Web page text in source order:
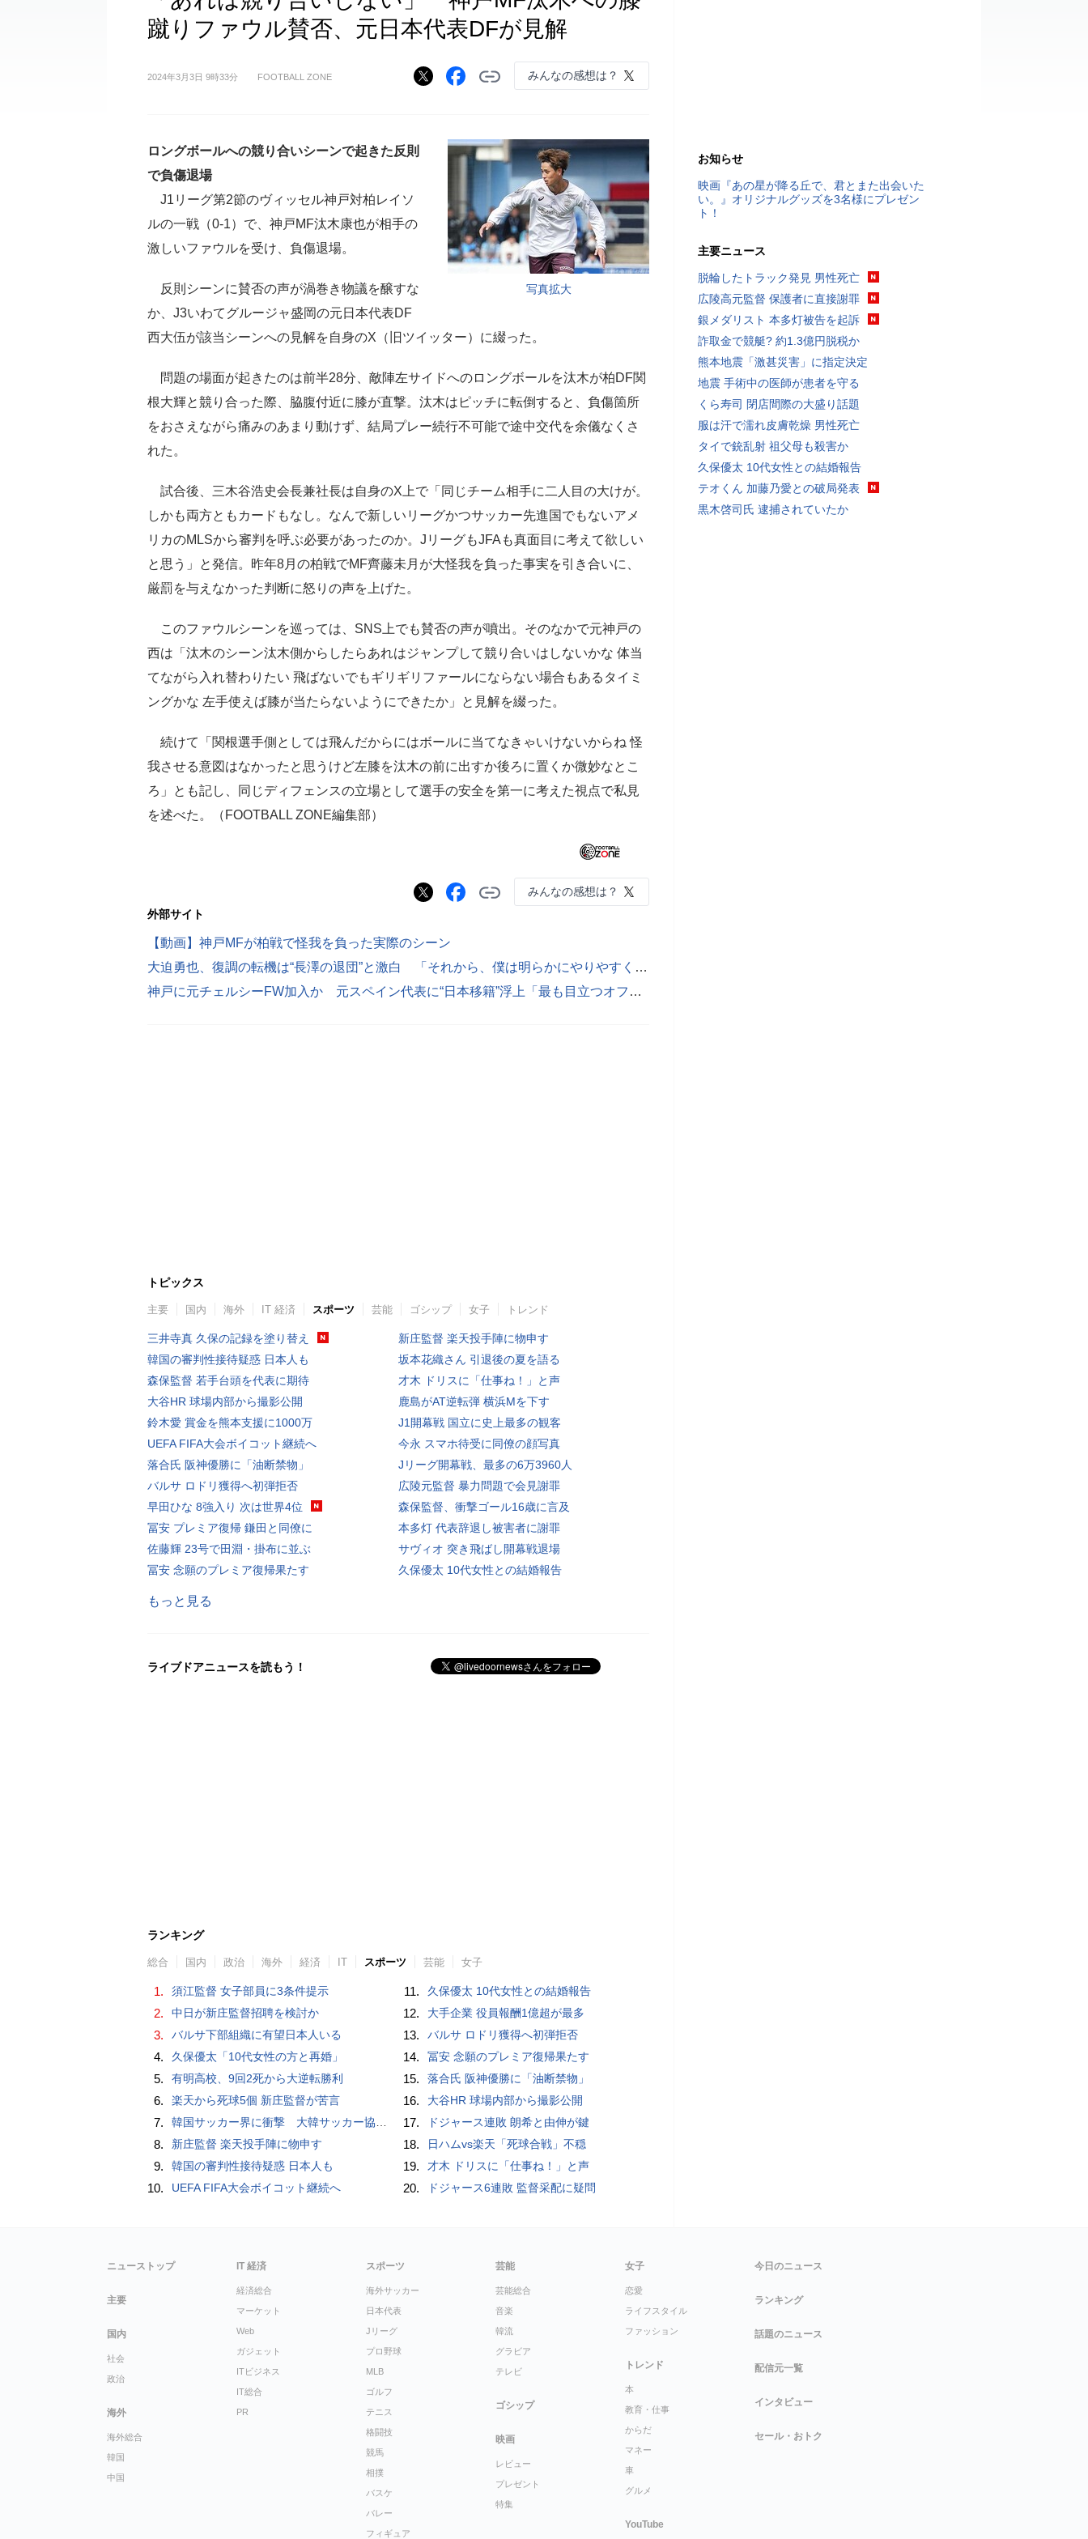
蹴りファウル賛否、元日本代表DFが見解
2024年3月3日 9時33分 FOOTBALL ZONE みんなの感想は？
写真拡大
ロングボールへの競り合いシーンで起きた反則
で負傷退場
J1リーグ第2節のヴィッセル神戸対柏レイソ
ルの一戦（0-1）で、神戸MF汰木康也が相手の
激しいファウルを受け、負傷退場。
反則シーンに賛否の声が渦巻き物議を醸すな
か、J3いわてグルージャ盛岡の元日本代表DF
西大伍が該当シーンへの見解を自身のX（旧ツイッター）に綴った。
問題の場面が起きたのは前半28分、敵陣左サイドへのロングボールを汰木が柏DF関
根大輝と競り合った際、脇腹付近に膝が直撃。汰木はピッチに転倒すると、負傷箇所
をおさえながら痛みのあまり動けず、結局プレー続行不可能で途中交代を余儀なくさ
れた。
試合後、三木谷浩史会長兼社長は自身のX上で「同じチーム相手に二人目の大けが。
しかも両方ともカードもなし。なんで新しいリーグかつサッカー先進国でもないアメ
リカのMLSから審判を呼ぶ必要があったのか。JリーグもJFAも真面目に考えて欲しい
と思う」と発信。昨年8月の柏戦でMF齊藤未月が大怪我を負った事実を引き合いに、
厳罰を与えなかった判断に怒りの声を上げた。
このファウルシーンを巡っては、SNS上でも賛否の声が噴出。そのなかで元神戸の
西は「汰木のシーン汰木側からしたらあれはジャンプして競り合いはしないかな 体当
てながら入れ替わりたい 飛ばないでもギリギリファールにならない場合もあるタイミ
ングかな 左手使えば膝が当たらないようにできたか」と見解を綴った。
続けて「関根選手側としては飛んだからにはボールに当てなきゃいけないからね 怪
我させる意図はなかったと思うけど左膝を汰木の前に出すか後ろに置くか微妙なとこ
ろ」とも記し、同じディフェンスの立場として選手の安全を第一に考えた視点で私見
を述べた。（FOOTBALL ZONE編集部）
みんなの感想は？
外部サイト
【動画】神戸MFが柏戦で怪我を負った実際のシーン
大迫勇也、復調の転機は“長澤の退団”と激白 「それから、僕は明らかにやりやすくなった」
神戸に元チェルシーFW加入か 元スペイン代表に“日本移籍”浮上「最も目立つオファー」
トピックス
主要 国内 海外 IT 経済 スポーツ 芸能 ゴシップ 女子 トレンド
三井寺真 久保の記録を塗り替え
韓国の審判性接待疑惑 日本人も
森保監督 若手台頭を代表に期待
大谷HR 球場内部から撮影公開
鈴木愛 賞金を熊本支援に1000万
UEFA FIFA大会ボイコット継続へ
落合氏 阪神優勝に「油断禁物」
バルサ ロドリ獲得へ初弾拒否
早田ひな 8強入り 次は世界4位
冨安 プレミア復帰 鎌田と同僚に
佐藤輝 23号で田淵・掛布に並ぶ
冨安 念願のプレミア復帰果たす
新庄監督 楽天投手陣に物申す
坂本花織さん 引退後の夏を語る
才木 ドリスに「仕事ね！」と声
鹿島がAT逆転弾 横浜Mを下す
J1開幕戦 国立に史上最多の観客
今永 スマホ待受に同僚の顔写真
Jリーグ開幕戦、最多の6万3960人
広陵元監督 暴力問題で会見謝罪
森保監督、衝撃ゴール16歳に言及
本多灯 代表辞退し被害者に謝罪
サヴィオ 突き飛ばし開幕戦退場
久保優太 10代女性との結婚報告
もっと見る
ライブドアニュースを読もう！
ランキング
総合 国内 政治 海外 経済 IT スポーツ 芸能 女子
1. 須江監督 女子部員に3条件提示
2. 中日が新庄監督招聘を検討か
3. バルサ下部組織に有望日本人いる
4. 久保優太「10代女性の方と再婚」
5. 有明高校、9回2死から大逆転勝利
6. 楽天から死球5個 新庄監督が苦言
7. 韓国サッカー界に衝撃 大韓サッカー協会に外国人審判への“性的接待”疑惑 韓国メディアが報道
8. 新庄監督 楽天投手陣に物申す
9. 韓国の審判性接待疑惑 日本人も
10. UEFA FIFA大会ボイコット継続へ
11. 久保優太 10代女性との結婚報告
12. 大手企業 役員報酬1億超が最多
13. バルサ ロドリ獲得へ初弾拒否
14. 冨安 念願のプレミア復帰果たす
15. 落合氏 阪神優勝に「油断禁物」
16. 大谷HR 球場内部から撮影公開
17. ドジャース連敗 朗希と由伸が鍵
18. 日ハムvs楽天「死球合戦」不穏
19. 才木 ドリスに「仕事ね！」と声
20. ドジャース6連敗 監督采配に疑問
お知らせ
映画『あの星が降る丘で、君とまた出会いた
い。』オリジナルグッズを3名様にプレゼン
ト！
主要ニュース
脱輪したトラック発見 男性死亡
広陵高元監督 保護者に直接謝罪
銀メダリスト 本多灯被告を起訴
詐取金で競艇? 約1.3億円脱税か
熊本地震「激甚災害」に指定決定
地震 手術中の医師が患者を守る
くら寿司 閉店間際の大盛り話題
服は汗で濡れ皮膚乾燥 男性死亡
タイで銃乱射 祖父母も殺害か
久保優太 10代女性との結婚報告
テオくん 加藤乃愛との破局発表
黒木啓司氏 逮捕されていたか
ニューストップ
主要
国内
社会
政治
海外
海外総合
韓国
中国
IT 経済
経済総合
マーケット
Web
ガジェット
ITビジネス
IT総合
PR
スポーツ
海外サッカー
日本代表
Jリーグ
プロ野球
MLB
ゴルフ
テニス
格闘技
競馬
相撲
バスケ
バレー
フィギュア
芸能
芸能総合
音楽
韓流
グラビア
テレビ
ゴシップ
映画
レビュー
プレゼント
特集
女子
恋愛
ライフスタイル
ファッション
トレンド
本
教育・仕事
からだ
マネー
車
グルメ
YouTube
今日のニュース
ランキング
話題のニュース
配信元一覧
インタビュー
セール・おトク